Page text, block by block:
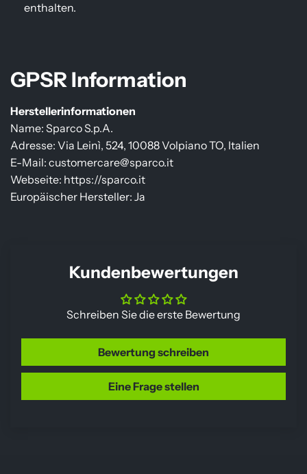
enthalten.
GPSR Information
Herstellerinformationen
Name: Sparco S.p.A.
Adresse: Via Leinì, 524, 10088 Volpiano TO, Italien
E-Mail: customercare@sparco.it
Webseite: https://sparco.it
Europäischer Hersteller: Ja
Kundenbewertungen
Schreiben Sie die erste Bewertung
Bewertung schreiben
Eine Frage stellen